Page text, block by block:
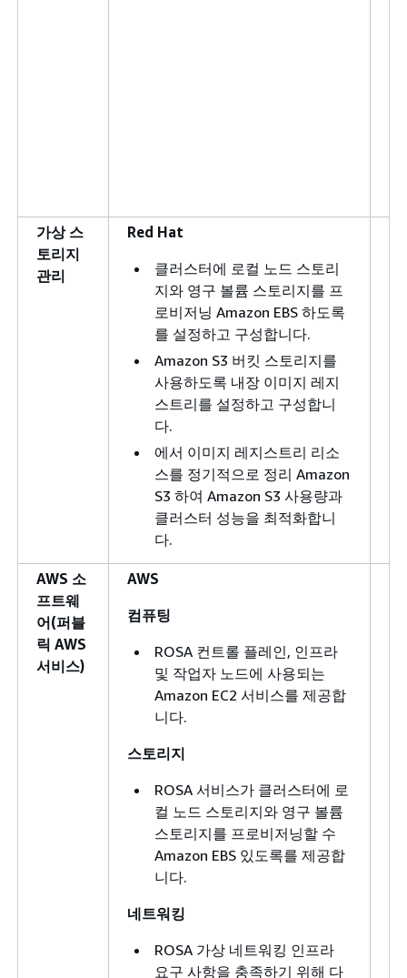
가상 스
토리지
관리
Red Hat
클러스터에 로컬 노드 스토리
지와 영구 볼륨 스토리지를 프
로비저닝 Amazon EBS 하도록
를 설정하고 구성합니다.
Amazon S3 버킷 스토리지를
사용하도록 내장 이미지 레지
스트리를 설정하고 구성합니
다.
에서 이미지 레지스트리 리소
스를 정기적으로 정리 Amazon
S3 하여 Amazon S3 사용량과
클러스터 성능을 최적화합니
다.
AWS 소
프트웨
어(퍼블
릭 AWS
서비스)
AWS
컴퓨팅
ROSA 컨트롤 플레인, 인프라
및 작업자 노드에 사용되는
Amazon EC2 서비스를 제공합
니다.
스토리지
ROSA 서비스가 클러스터에 로
컬 노드 스토리지와 영구 볼륨
스토리지를 프로비저닝할 수
Amazon EBS 있도록를 제공합
니다.
네트워킹
ROSA 가상 네트워킹 인프라
요구 사항을 충족하기 위해 다